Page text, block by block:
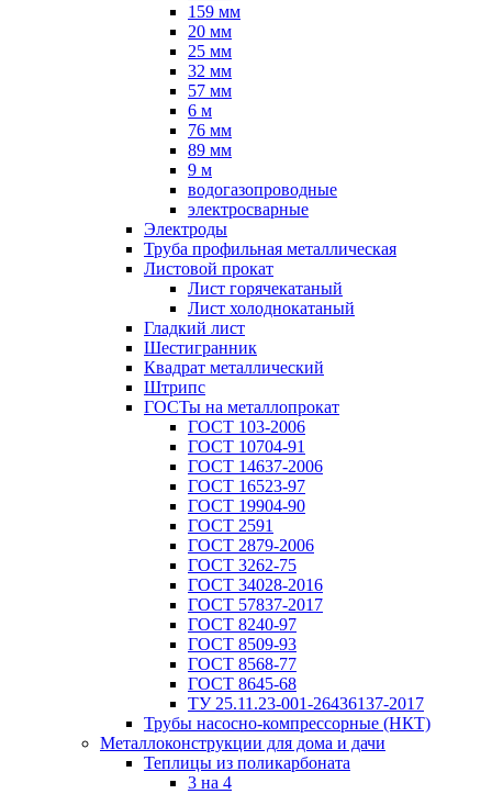
159 мм
20 мм
25 мм
32 мм
57 мм
6 м
76 мм
89 мм
9 м
водогазопроводные
электросварные
Электроды
Труба профильная металлическая
Листовой прокат
Лист горячекатаный
Лист холоднокатаный
Гладкий лист
Шестигранник
Квадрат металлический
Штрипс
ГОСТы на металлопрокат
ГОСТ 103-2006
ГОСТ 10704-91
ГОСТ 14637-2006
ГОСТ 16523-97
ГОСТ 19904-90
ГОСТ 2591
ГОСТ 2879-2006
ГОСТ 3262-75
ГОСТ 34028-2016
ГОСТ 57837-2017
ГОСТ 8240-97
ГОСТ 8509-93
ГОСТ 8568-77
ГОСТ 8645-68
ТУ 25.11.23-001-26436137-2017
Трубы насосно-компрессорные (НКТ)
Металлоконструкции для дома и дачи
Теплицы из поликарбоната
3 на 4